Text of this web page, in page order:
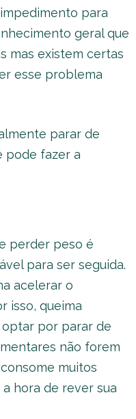
para
geral que
mas existem certas
esse problema
parar de
pode fazer a
perder peso é
para ser seguida.
acelerar o
isso, queima
optar por parar de
não forem
muitos
hora de rever sua